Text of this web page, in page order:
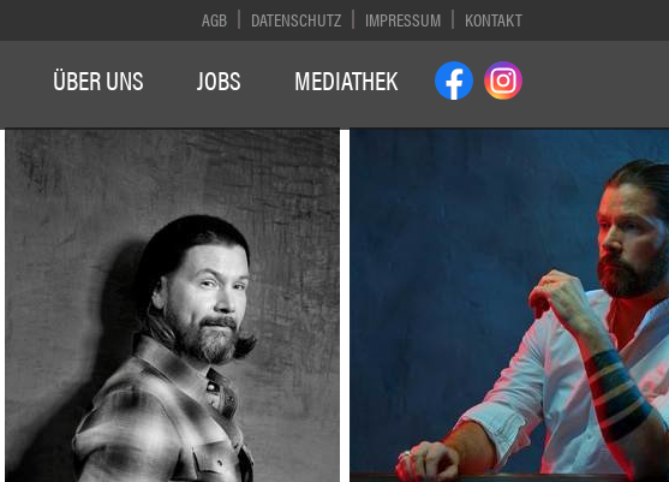
AGB DATENSCHUTZ IMPRESSUM KONTAKT
ÜBER UNS JOBS MEDIATHEK